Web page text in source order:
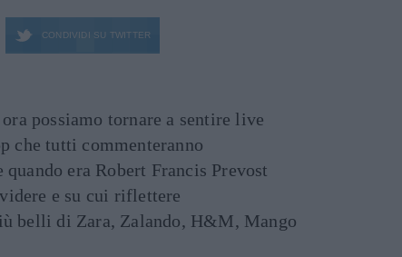
CONDIVIDI SU TWITTER
possiamo tornare a sentire live
che tutti commenteranno
era Robert Francis Prevost
e su cui riflettere
belli di Zara, Zalando, H&M, Mango